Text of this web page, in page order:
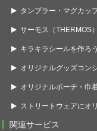
タンブラー・マグカッ
サーモス（THERMOS
キラキラシールを作ろ
オリジナルグッズコン
オリジナルポーチ・巾
ストリートウェアにオ
関連サービス